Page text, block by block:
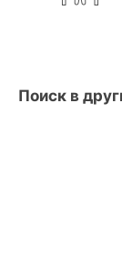
Поиск в